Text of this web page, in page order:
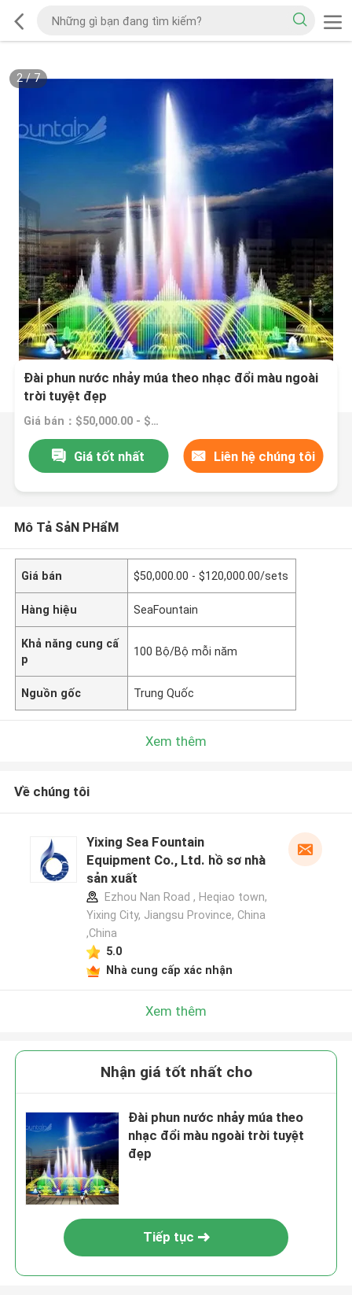
2/7
Đài phun nước nhảy múa theo nhạc đổi màu ngoài
trời tuyệt đẹp
Giá bán：$50,000.00 - $120,000.00/sets
Giá tốt nhất Liên hệ chúng tôi
Mô Tả SảN PHẩM
Giá bán $50,000.00 - $120,000.00/sets
Hàng hiệu SeaFountain
Khả năng cung cấ
p
100 Bộ/Bộ mỗi năm
Nguồn gốc Trung Quốc
Xem thêm
Về chúng tôi
Yixing Sea Fountain
Equipment Co., Ltd. hồ sơ nhà
sản xuất
Ezhou Nan Road , Heqiao town,
Yixing City, Jiangsu Province, China
,China
5.0
Nhà cung cấp xác nhận
Xem thêm
Nhận giá tốt nhất cho
Đài phun nước nhảy múa theo
nhạc đổi màu ngoài trời tuyệt
đẹp
Tiếp tục